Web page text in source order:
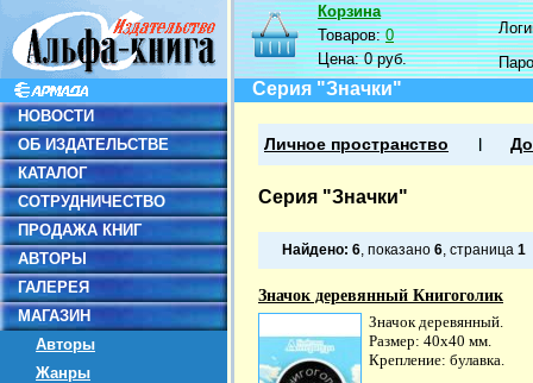
НОВОСТИ
ОБ ИЗДАТЕЛЬСТВЕ
КАТАЛОГ
СОТРУДНИЧЕСТВО
ПРОДАЖА КНИГ
АВТОРЫ
ГАЛЕРЕЯ
МАГАЗИН
Авторы
Жанры
Корзина
Товаров:0
Цена:0 руб.
Серия "Значки"
Личное пространство
Серия "Значки"
Найдено: 6, показано 6, страница 1
Значок деревянный Книгоголик
Значок деревянный.
Размер: 40х40 мм.
Крепление: булавка.